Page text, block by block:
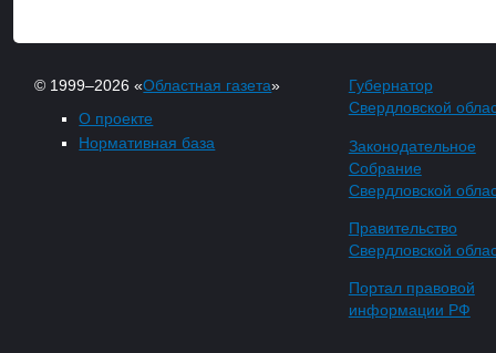
© 1999–2026 «Областная газета»
О проекте
Нормативная база
Губернатор
Свердловской
Законодательное
Собрание
Свердловской
Правительство
Свердловской
Портал правовой
информации РФ